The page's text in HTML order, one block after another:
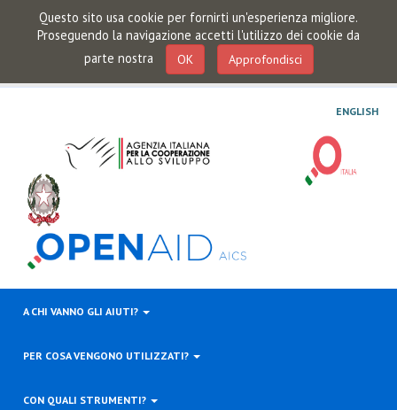
Questo sito usa cookie per fornirti un'esperienza migliore.
Proseguendo la navigazione accetti l'utilizzo dei cookie da
parte nostra
OK Approfondisci
ENGLISH
A CHI VANNO GLI AIUTI?
PER COSA VENGONO UTILIZZATI?
CON QUALI STRUMENTI?